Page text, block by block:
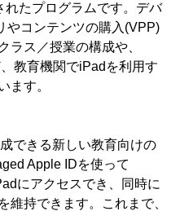
れたプログラムです。デバ
やコンテンツの購入(VPP)
ラス／授業の構成や、
教育機関でiPadを利用す
ます。
できる新しい教育向けの
Apple IDを使って
にアクセスでき、同時に
維持できます。これまで、